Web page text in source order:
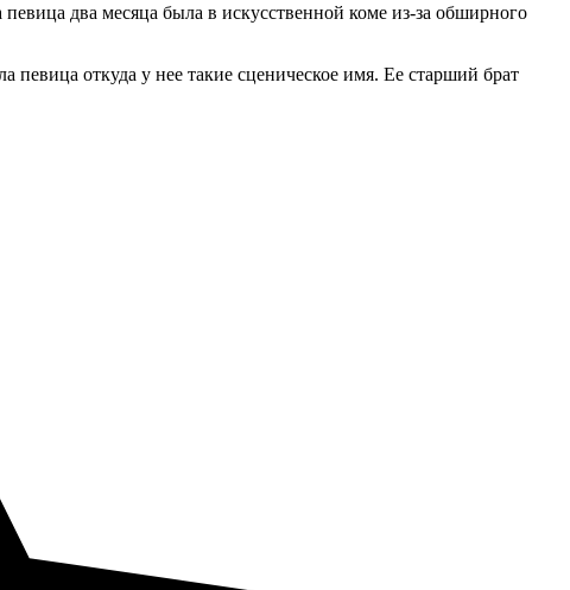
два месяца была в искусственной коме из-за обширного
откуда у нее такие сценическое имя. Ее старший брат